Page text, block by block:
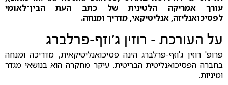
עורך אמריקה הלטינית של כתב העת הבין־לאומי
לפסיכואנליזה, אנליטיקאי, מדריך ומנחה.
על העורכת - רוזין ג'וזף-פרלברג
פרופ' רוזין ג'וזף-פרלברג הינה פסיכואנליטיקאית, מדריכה ומנחה
בחברה הפסיכואנליטית הבריטית. עיקר מחקרה הוא בנושאי מגדר
ומיניות.